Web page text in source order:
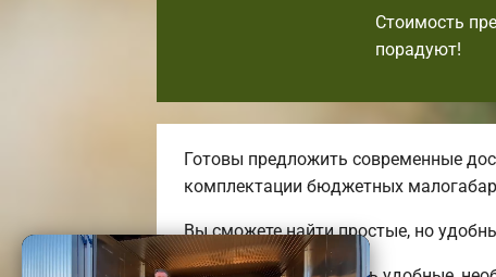
Стоимость
порадуют!
Готовы предложить современные
комплектации бюджетных
Вы сможете найти простые, но